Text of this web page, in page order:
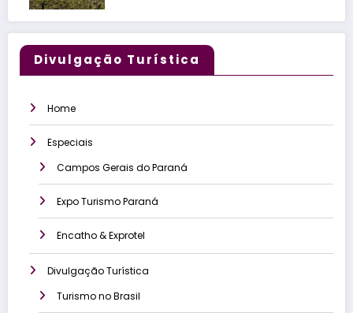
Divulgação Turística
Home
Especiais
Campos Gerais do Paraná
Expo Turismo Paraná
Encatho & Exprotel
Divulgação Turística
Turismo no Brasil